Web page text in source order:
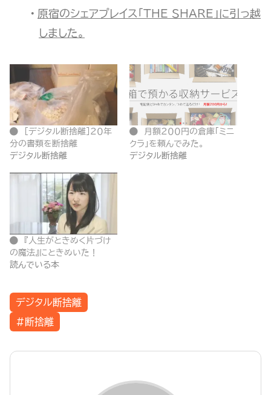
原宿のシェアプレイス「THE SHARE」に引っ越
しました。
[デジタル断捨離]２０年
分の書類を断捨離
デジタル断捨離
月額２００円の倉庫「ミニ
クラ」を頼んでみた。
デジタル断捨離
『人生がときめく片づけ
の魔法』にときめいた！
読んでいる本
デジタル断捨離
#断捨離